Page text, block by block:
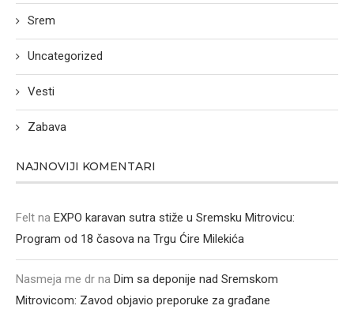
Srem
Uncategorized
Vesti
Zabava
NAJNOVIJI KOMENTARI
Felt na EXPO karavan sutra stiže u Sremsku Mitrovicu:
Program od 18 časova na Trgu Ćire Milekića
Nasmeja me dr na Dim sa deponije nad Sremskom
Mitrovicom: Zavod objavio preporuke za građane